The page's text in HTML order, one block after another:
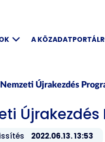
A
Nemzeti Újrakezdés
2022.06.13. 13:53